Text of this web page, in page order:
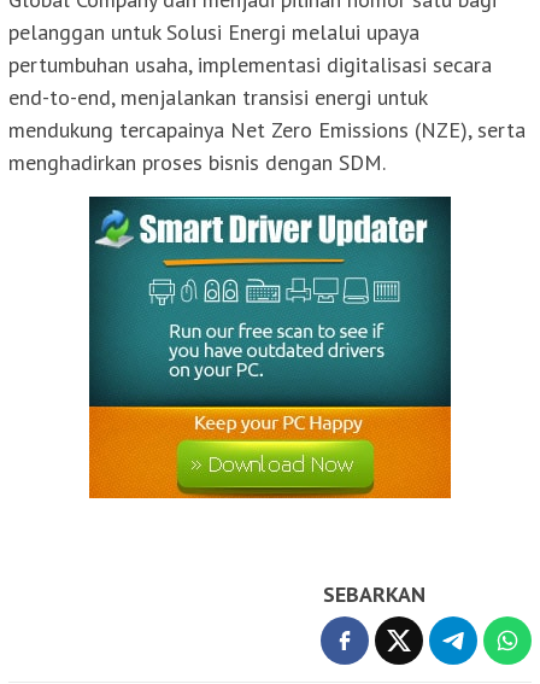
pelanggan untuk Solusi Energi melalui upaya
pertumbuhan usaha, implementasi digitalisasi secara
end-to-end, menjalankan transisi energi untuk
mendukung tercapainya Net Zero Emissions (NZE), serta
menghadirkan proses bisnis dengan SDM.
SEBARKAN